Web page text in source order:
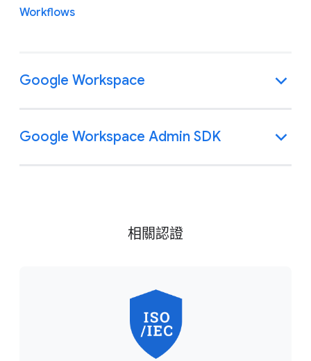
Workflows
Google Workspace
Google Workspace Admin SDK
相關認證